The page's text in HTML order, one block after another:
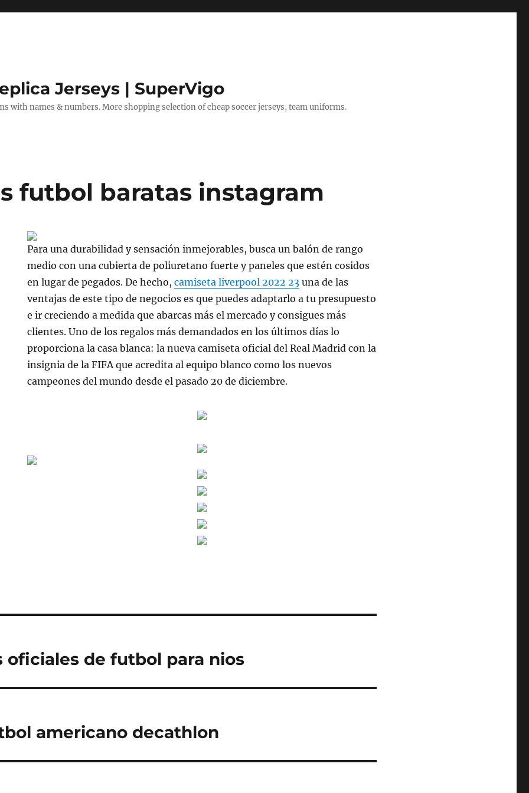
Jerseys | SuperVigo
with names & numbers. More shopping selection of cheap soccer jerseys, team uniforms.
futbol baratas instagram
Para una durabilidad y sensación inmejorables, busca un balón de rango
medio con una cubierta de poliuretano fuerte y paneles que estén cosidos
en lugar de pegados. De hecho,camiseta liverpool 2022 23 una de las
ventajas de este tipo de negocios es que puedes adaptarlo a tu presupuesto
e ir creciendo a medida que abarcas más el mercado y consigues más
clientes. Uno de los regalos más demandados en los últimos días lo
proporciona la casa blanca: la nueva camiseta oficial del Real Madrid con la
insignia de la FIFA que acredita al equipo blanco como los nuevos
campeones del mundo desde el pasado 20 de diciembre.
oficiales de futbol para nios
americano decathlon